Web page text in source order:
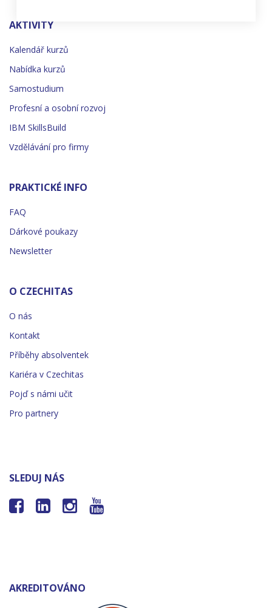
AKTIVITY
Kalendář kurzů
Nabídka kurzů
Samostudium
Profesní a osobní rozvoj
IBM SkillsBuild
Vzdělávání pro firmy
PRAKTICKÉ INFO
FAQ
Dárkové poukazy
Newsletter
O CZECHITAS
O nás
Kontakt
Příběhy absolventek
Kariéra v Czechitas
Pojď s námi učit
Pro partnery
SLEDUJ NÁS
   
AKREDITOVÁNO